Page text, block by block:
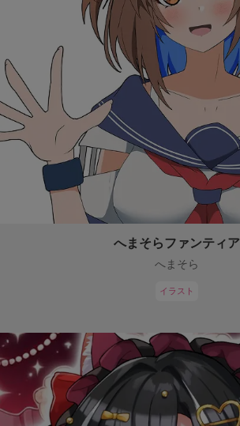
へまそらファンティア
へまそら
イラスト